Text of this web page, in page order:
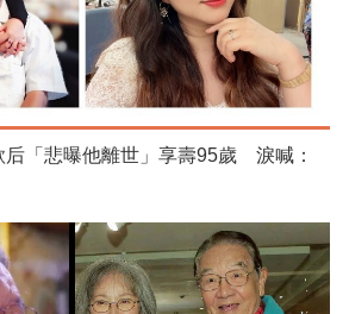
后「悲曝他離世」享壽95歲 淚喊：